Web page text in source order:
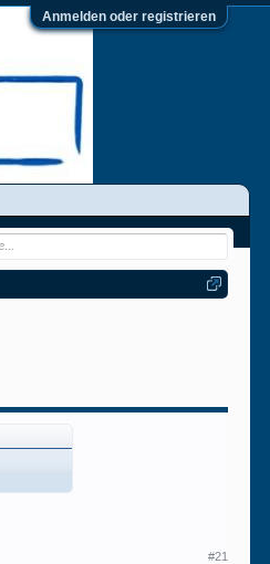
Anmelden oder registrieren
#21